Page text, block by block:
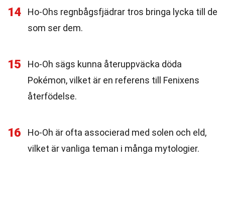
14
Ho-Ohs regnbågsfjädrar tros bringa lycka till de
som ser dem.
15
Ho-Oh sägs kunna återuppväcka döda
Pokémon, vilket är en referens till Fenixens
återfödelse.
16
Ho-Oh är ofta associerad med solen och eld,
vilket är vanliga teman i många mytologier.